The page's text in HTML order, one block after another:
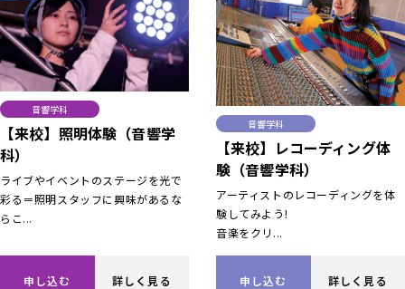
音響学科
【来校】照明体験（音響学
科）
ライブやイベントのステージを光で
彩る＝照明スタッフに興味があるな
らこ...
申し込む 詳しく見る
音響学科
【来校】レコーディング体
験（音響学科）
アーティストのレコーディングを体
験してみよう!
音楽をクリ...
申し込む 詳しく見る